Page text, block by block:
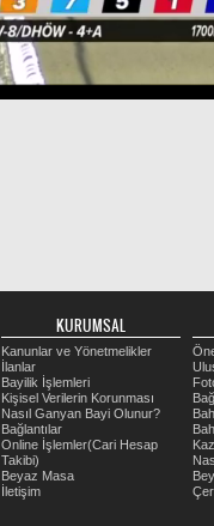
KURUMSAL
Kanunlar ve Yönetmelikler
İlanlar
Bayilik İşlemleri
Kişisel Verilerin Korunması
Nasıl Ganyan Bayi Olunur?
Bağlantılar
Online İşlemler(Cari Hesap
Takibi)
Beyaz Masa
İletişim